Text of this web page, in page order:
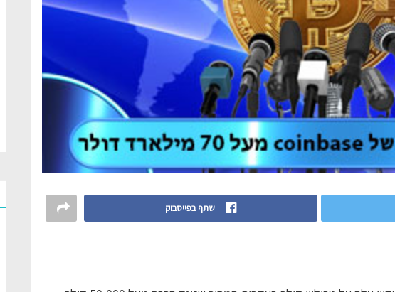
שתף בפייסבוק